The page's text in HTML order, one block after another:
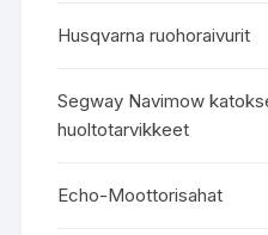
Husqvarna ruohoraivurit
Segway Navimow
huoltotarvikkeet
Echo-Moottorisahat